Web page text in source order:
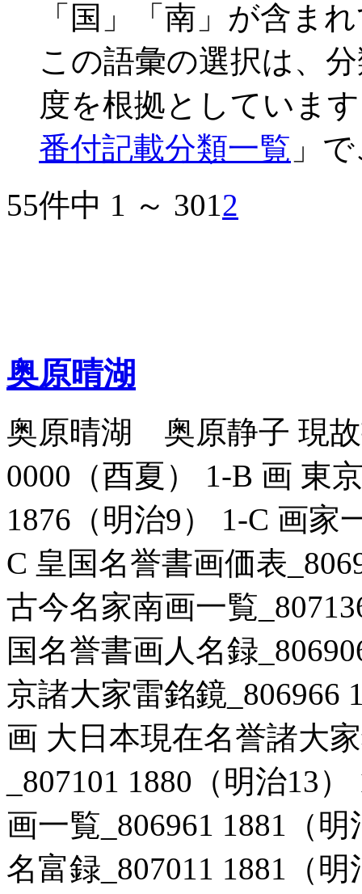
「国」「南」が含ま
この語彙の選択は、
度を根拠としていま
番付記載分類一覧 」
55件中 1 ～ 3012
奥原晴湖
奥原晴湖 奥原静子 現故
0000（酉夏） 1-B 画 東
1876（明治9） 1-C 画家
C 皇国名誉書画価表
古今名家南画一覧
国名誉書画人名録
京諸大家雷銘鏡_806966
画 大日本現在名誉諸大
_807101 1880（明治13
画一覧_806961 1881（
名富録_807011 1881（